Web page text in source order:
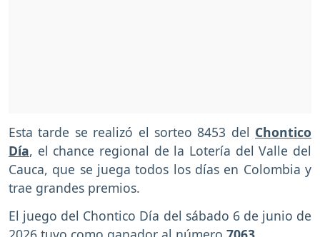
Esta tarde se realizó el sorteo 8453 del Chontico
Día, el chance regional de la Lotería del Valle del
Cauca, que se juega todos los días en Colombia y
trae grandes premios.
El juego del Chontico Día del sábado 6 de junio de